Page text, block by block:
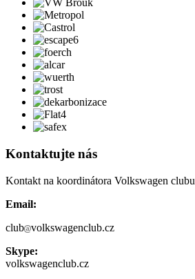
Kontaktujte nás
Kontakt na koordinátora Volkswagen clubu
Email:
club volkswagenclub.cz
Skype:
volkswagenclub.cz